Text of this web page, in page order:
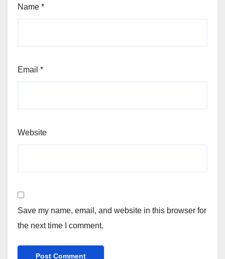
Name *
Email *
Website
Save my name, email, and website in this browser for
the next time I comment.